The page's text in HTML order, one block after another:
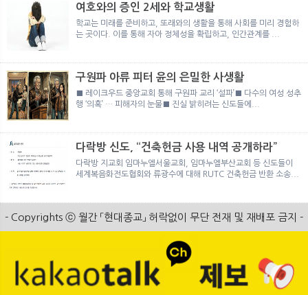
여호와의 증인 2세와 학교생활
학교는 미래를 준비하고, 또래와의 생활을 통해 사회를 미리 경험하
는 곳이다. 이를 통해 자아 정체성을 확립하고, 인간관계를 ...
구원파 아류 피터 윤의 은밀한 사생활
■ 레이크우드 중앙교회 통해 구원파 교리 ‘설파’■ 다수의 여성 성추
행 ‘의혹’ … 피해자의 눈물■ 진실 밝히려는 신도들에...
다락방 신도, “건축헌금 사용 내역 공개하라”
다락방 지교회 임마누엘서울교회, 임마누엘부산교회 등 신도들이
세계복음화전도협회와 류광수에 대해 RUTC 건축헌금 반환 소송...
- Copyrights ⓒ 월간 「현대종교」 허락없이 무단 전재 및 재배포 금지 -